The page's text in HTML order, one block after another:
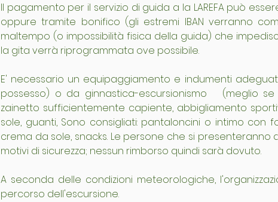
Il pagamento per il servizio di guida a la LAREFA può
oppure tramite bonifico (gli estremi IBAN verranno
maltempo (o impossibilità fisica della guida) che
la gita verrà riprogrammata ove possibile.
E' necessario un equipaggiamento e indumenti
possesso) o da ginnastica-escursionismo   (meglio
zainetto sufficientemente capiente, abbigliamento
sole, guanti, Sono consigliati: pantaloncini o intimo
crema da sole, snacks. Le persone che si
motivi di sicurezza; nessun rimborso quindi sarà dovuto.
A seconda delle condizioni meteorologiche,
percorso dell'escursione.